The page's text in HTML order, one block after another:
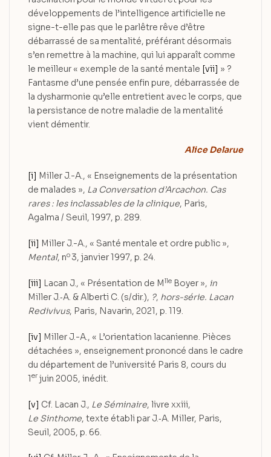
développements de l’intelligence artificielle ne
signe-t-elle pas que le parlêtre rêve d’être
débarrassé de sa mentalité, préférant désormais
s’en remettre à la machine, qui lui apparaît comme
le meilleur « exemple de la santé mentale [vii] » ?
Fantasme d’une pensée enfin pure, débarrassée de
la dysharmonie qu’elle entretient avec le corps, que
la persistance de notre maladie de la mentalité
vient démentir.
Alice Delarue
[i] Miller J.-A., « Enseignements de la présentation
de malades », La Conversation d’Arcachon. Cas
rares : les inclassables de la clinique, Paris,
Agalma / Seuil, 1997, p. 289.
[ii] Miller J.-A., « Santé mentale et ordre public »,
Mental, no 3, janvier 1997, p. 24.
[iii] Lacan J., « Présentation de Mlle Boyer », in
Miller J.‑A. & Alberti C. (s/dir.), ?, hors-série. Lacan
Redivivus, Paris, Navarin, 2021, p. 119.
[iv] Miller J.-A., « L’orientation lacanienne. Pièces
détachées », enseignement prononcé dans le cadre
du département de l’université Paris 8, cours du
1er juin 2005, inédit.
[v] Cf. Lacan J., Le Séminaire, livre xxiii,
Le Sinthome, texte établi par J.‑A. Miller, Paris,
Seuil, 2005, p. 66.